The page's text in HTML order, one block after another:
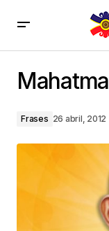
Frases 26 abril, 2012